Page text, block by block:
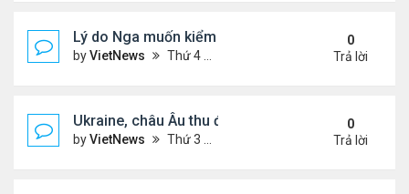
Lý do Nga muốn kiểm soát toàn bộ vùng Donbass
byVietNews Thứ 4 Tháng 8 20, 2025 4:44 pm
0
Trả lời
Ukraine, châu Âu thu được gì từ cuộc họp với
byVietNews Thứ 3 Tháng 8 19, 2025 4:34 pm
0
Trả lời